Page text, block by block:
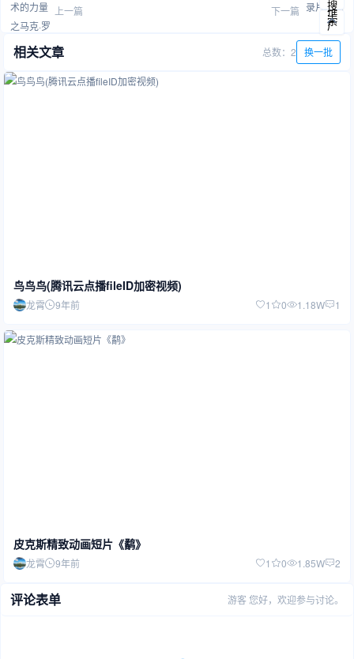
上一篇 下一篇
相关文章 总数：2 换一批
鸟鸟鸟(腾讯云点播fileID加密视频)
龙霄 9年前 1 0 1.18W 1
皮克斯精致动画短片《鹬》
龙霄 9年前 1 0 1.85W 2
评论表单 游客 您好，欢迎参与讨论。